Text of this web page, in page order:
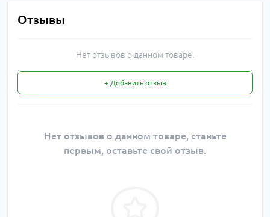
Отзывы
Нет отзывов о данном товаре.
+ Добавить отзыв
Нет отзывов о данном товаре, станьте
первым, оставьте свой отзыв.